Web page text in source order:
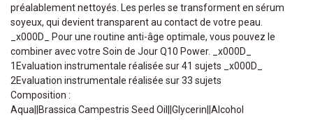
préalablement nettoyés. Les perles se transforment en sérum
soyeux, qui devient transparent au contact de votre peau.
_x000D_ Pour une routine anti-âge optimale, vous pouvez le
combiner avec votre Soin de Jour Q10 Power. _x000D_
1Evaluation instrumentale réalisée sur 41 sujets _x000D_
2Evaluation instrumentale réalisée sur 33 sujets
Composition :
Aqua||Brassica Campestris Seed Oil||Glycerin||Alcohol